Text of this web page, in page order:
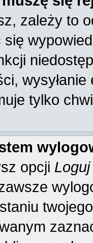
zależy to
tylko
opcji